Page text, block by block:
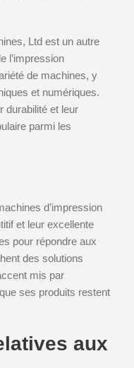
Ltd est un autre
l’impression
de machines, y
et numériques.
durabilité et leur
parmi les
d’impression
et leur excellente
pour répondre aux
des solutions
mis par
ses produits restent
aux